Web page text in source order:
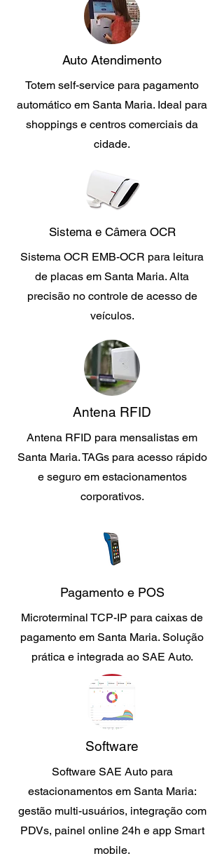
Auto Atendimento
Totem self-service para pagamento
automático em Santa Maria. Ideal para
shoppings e centros comerciais da
cidade.
Sistema e Câmera OCR
Sistema OCR EMB-OCR para leitura
de placas em Santa Maria. Alta
precisão no controle de acesso de
veículos.
Antena RFID
Antena RFID para mensalistas em
Santa Maria. TAGs para acesso rápido
e seguro em estacionamentos
corporativos.
Pagamento e POS
Microterminal TCP-IP para caixas de
pagamento em Santa Maria. Solução
prática e integrada ao SAE Auto.
Software
Software SAE Auto para
estacionamentos em Santa Maria:
gestão multi-usuários, integração com
PDVs, painel online 24h e app Smart
mobile.